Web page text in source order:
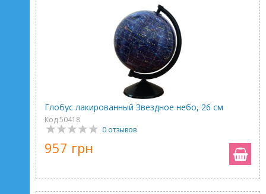
Глобус лакированный Звездное небо, 26 см
Код 50418
0 отзывов
957 грн